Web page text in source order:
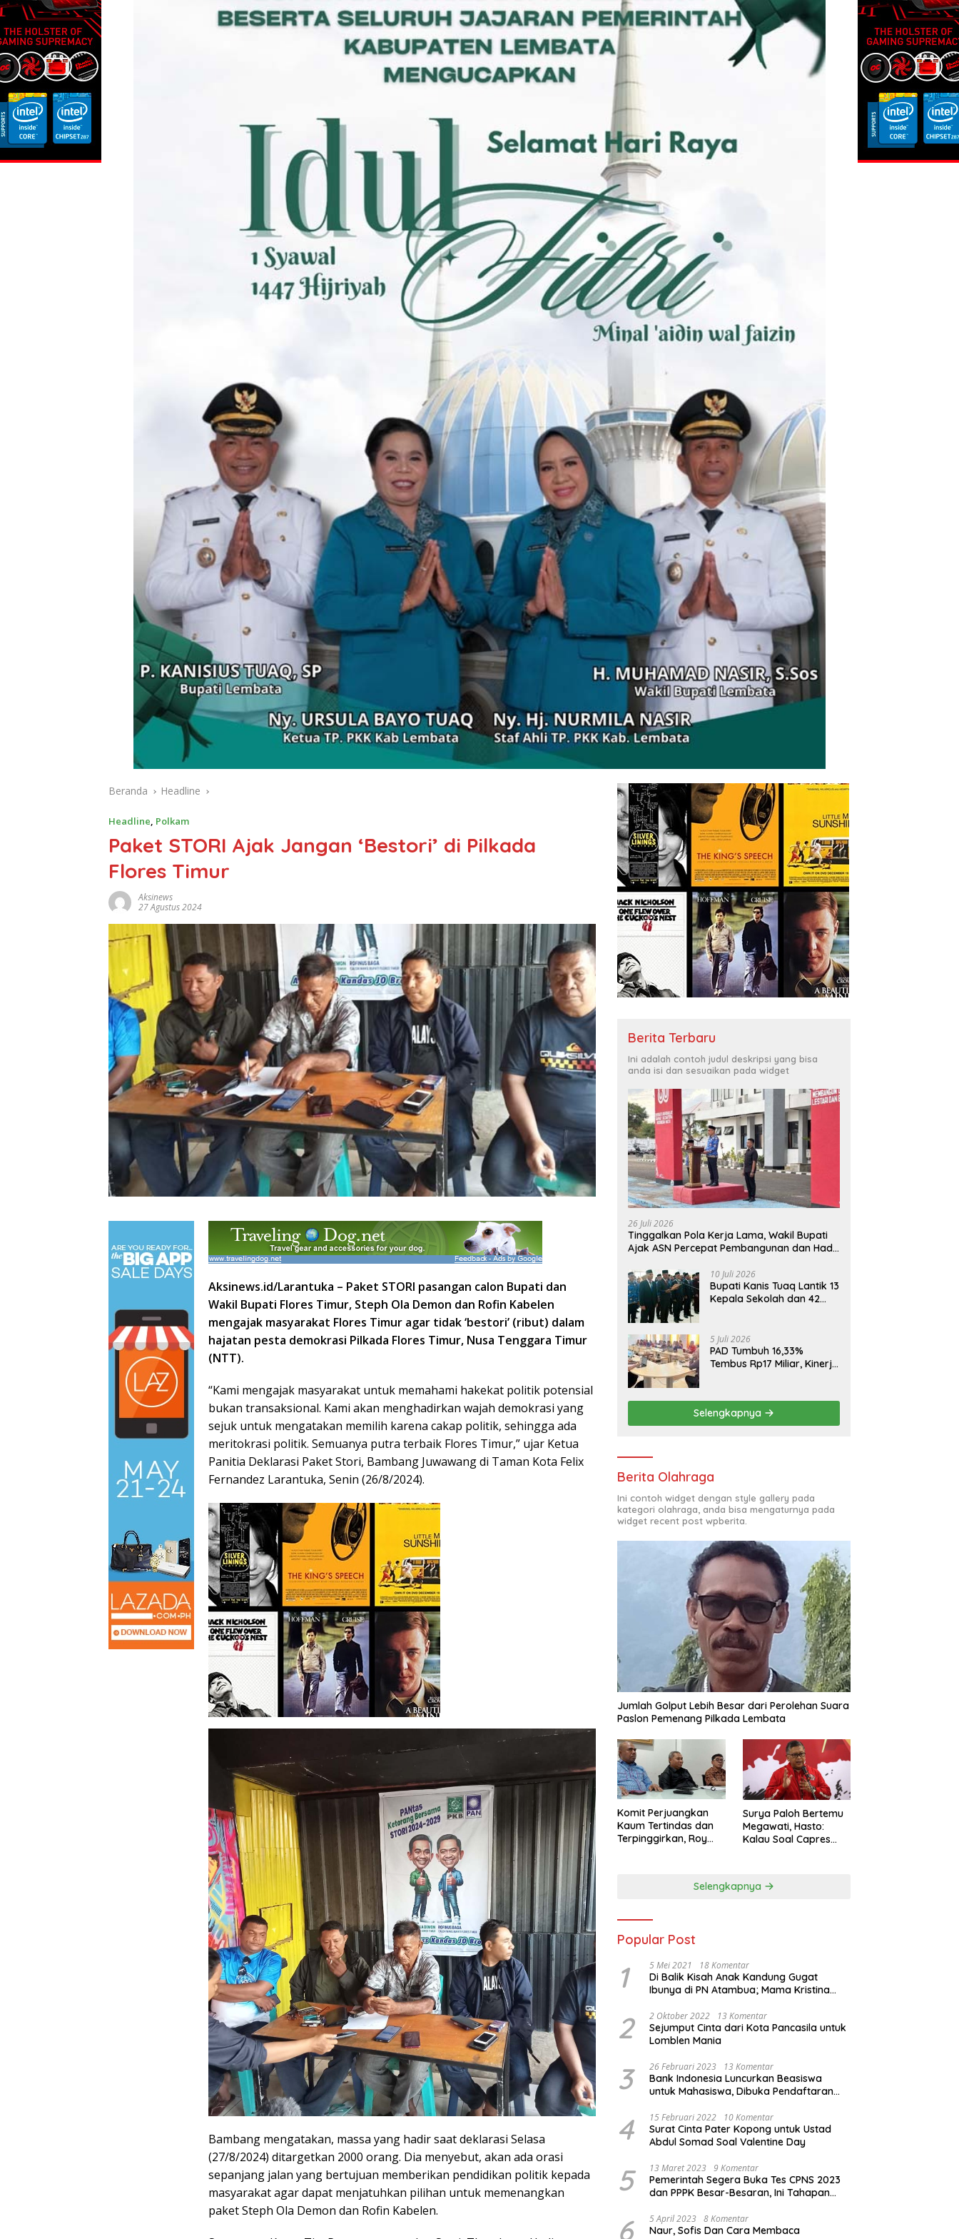
Beranda Headline
Headline, Polkam
Paket STORI Ajak Jangan ‘Bestori’ di Pilkada
Flores Timur
Aksinews
27 Agustus 2024
Aksinews.id/Larantuka – Paket STORI pasangan calon Bupati dan
Wakil Bupati Flores Timur, Steph Ola Demon dan Rofin Kabelen
mengajak masyarakat Flores Timur agar tidak ‘bestori’ (ribut) dalam
hajatan pesta demokrasi Pilkada Flores Timur, Nusa Tenggara Timur
(NTT).
“Kami mengajak masyarakat untuk memahami hakekat politik potensial
bukan transaksional. Kami akan menghadirkan wajah demokrasi yang
sejuk untuk mengatakan memilih karena cakap politik, sehingga ada
meritokrasi politik. Semuanya putra terbaik Flores Timur,” ujar Ketua
Panitia Deklarasi Paket Stori, Bambang Juwawang di Taman Kota Felix
Fernandez Larantuka, Senin (26/8/2024).
Bambang mengatakan, massa yang hadir saat deklarasi Selasa
(27/8/2024) ditargetkan 2000 orang. Dia menyebut, akan ada orasi
sepanjang jalan yang bertujuan memberikan pendidikan politik kepada
masyarakat agar dapat menjatuhkan pilihan untuk memenangkan
paket Steph Ola Demon dan Rofin Kabelen.
Berita Terbaru
Ini adalah contoh judul deskripsi yang bisa
anda isi dan sesuaikan pada widget
26 Juli 2026
Tinggalkan Pola Kerja Lama, Wakil Bupati
Ajak ASN Percepat Pembangunan dan Hadir
10 Juli 2026
Bupati Kanis Tuaq Lantik 13
Kepala Sekolah dan 42
5 Juli 2026
PAD Tumbuh 16,33%
Tembus Rp17 Miliar, Kinerja
Selengkapnya
Berita Olahraga
Ini contoh widget dengan style gallery pada
kategori olahraga, anda bisa mengaturnya pada
widget recent post wpberita.
Jumlah Golput Lebih Besar dari Perolehan Suara
Paslon Pemenang Pilkada Lembata
Komit Perjuangkan
Kaum Tertindas dan
Terpinggirkan, Roy
Surya Paloh Bertemu
Megawati, Hasto:
Kalau Soal Capres
Selengkapnya
Popular Post
1 5 Mei 2021 18 Komentar
Di Balik Kisah Anak Kandung Gugat
Ibunya di PN Atambua; Mama Kristina
2 2 Oktober 2022 13 Komentar
Sejumput Cinta dari Kota Pancasila untuk
Lomblen Mania
3 26 Februari 2023 13 Komentar
Bank Indonesia Luncurkan Beasiswa
untuk Mahasiswa, Dibuka Pendaftaran
4 15 Februari 2022 10 Komentar
Surat Cinta Pater Kopong untuk Ustad
Abdul Somad Soal Valentine Day
5 13 Maret 2023 9 Komentar
Pemerintah Segera Buka Tes CPNS 2023
dan PPPK Besar-Besaran, Ini Tahapan
6 5 April 2023 8 Komentar
Naur, Sofis Dan Cara Membaca